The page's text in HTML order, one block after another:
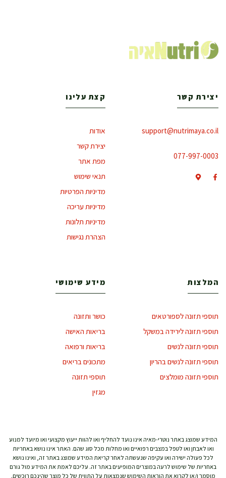
יצירת קשר
support@nutrimaya.co.il
077-997-0003
קצת עלינו
אודות
יצירת קשר
מפת אתר
תנאי שימוש
מדיניות הפרטיות
מדיניות עריכה
מדיניות תלונות
הצהרת נגישות
המלצות
תוספי תזונה לספורטאים
תוספי תזונה לירידה במשקל
תוספי תזונה לנשים
תוספי תזונה לנשים בהריון
תוספי תזונה מומלצים
מידע שימושי
כושר ותזונה
בריאות האישה
בריאות ורפואה
מתכונים בריאים
תוספי תזונה
מגזין
המידע שמוצג באתר נוטרי-מאיה אינו נועד להחליף ואו להוות ייעוץ מקצועי ואו מיועד למנוע
ואו לאבחן ואו לטפל במצבים רפואיים ואו מחלות מכל סוג שהם. האתר אינו נושא באחריות
לכל פעולה ישירה ואו עקיפה שנעשתה לאחר קריאת המידע שמוצג באתר זה, ואינו נושא
באחריות של שימוש לרעה במוצרים המופיעים באתר זה. עליכם לאמת את המידע מול גורם
מוסמך ו/או לקרוא את הוראות השימוש שנמצאות על התווית של כל מוצר שהינכם רוכשים.